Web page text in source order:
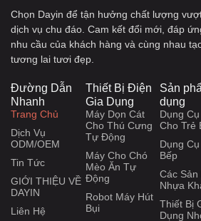
Chọn Dayin để tận hưởng chất lượng
dịch vụ chu đáo. Cam kết đổi mới, đáp
nhu cầu của khách hàng và cùng nhau
tương lai tươi đẹp.
Đường Dẫn
Nhanh
Trang Chủ
Dịch Vụ
ODM/OEM
Tin Tức
GIỚI THIỆU VỀ
DAYIN
Liên Hệ
Thiết Bị Điện
Gia Dụng
Máy Dọn Cát
Cho Thú Cưng
Tự Động
Máy Cho Chó
Mèo Ăn Tự
Động
Robot Máy Hút
Bụi
Sản
dụng
Dụng
Cho Trẻ
Dụng
Bếp
Các Sản
Nhựa
Thiết Bị
Dụng